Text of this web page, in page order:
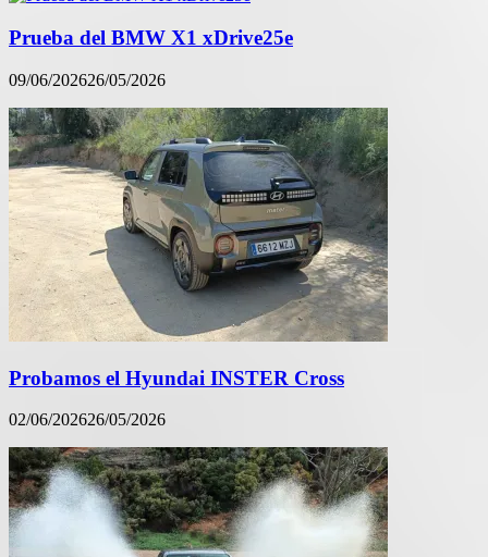
Prueba del BMW X1 xDrive25e
09/06/202626/05/2026
Probamos el Hyundai INSTER Cross
02/06/202626/05/2026